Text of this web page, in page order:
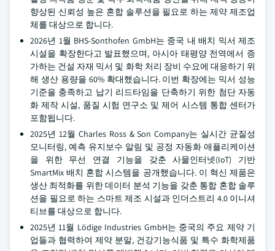
향상된 신뢰성 높은 혼합 솔루션을 필요로 하는 제약 제조업
체를 대상으로 합니다.
2026년 1월 BHS-Sonthofen GmbH는 중국 내 배치 믹서 제조
시설을 확장한다고 발표했으며, 아시아 태평양 전역에서 증
가하는 건설 자재 믹서 및 화학 처리 장비 수요에 대응하기 위
해 생산 용량을 60% 확대했습니다. 이번 확장에는 믹서 성능
기준을 충족하고 납기 리드타임을 단축하기 위한 첨단 자동
화 제작 시설, 품질 시험 연구소 및 제어 시스템 통합 센터가
포함됩니다.
2025년 12월 Charles Ross & Son Company는 실시간 균질성
모니터링, 예측 유지보수 알림 및 공정 자동화 애플리케이션
을 위한 무선 연결 기능을 갖춘 사물인터넷(IoT) 기반
SmartMix 배치 혼합 시스템을 공개했습니다. 이 혁신 제품은
생산 최적화를 위한 데이터 분석 기능을 갖춘 통합 혼합 솔루
션을 필요로 하는 스마트 제조 시설과 인더스트리 4.0 이니셔
티브를 대상으로 합니다.
2025년 11월 Lödige Industries GmbH는 중국의 주요 제약 기
업들과 협력하여 제약 분말, 건강기능식품 및 특수 화학제품